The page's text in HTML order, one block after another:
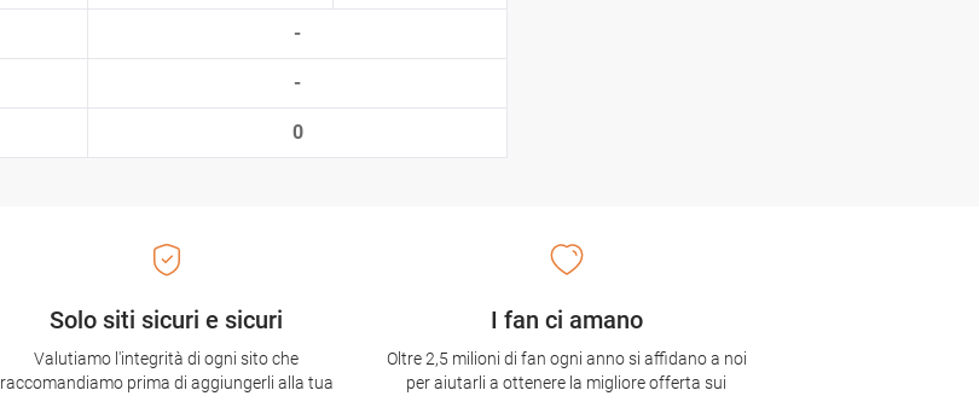
-
-
0
Solo siti sicuri e sicuri
Valutiamo l'integrità di ogni sito che
raccomandiamo prima di aggiungerli alla tua
I fan ci amano
Oltre 2,5 milioni di fan ogni anno si affidano a noi
per aiutarli a ottenere la migliore offerta sui